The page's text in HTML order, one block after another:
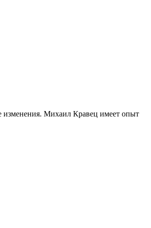
изменения. Михаил Кравец имеет опыт